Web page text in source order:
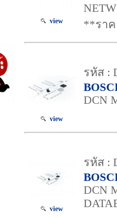
view
**รา
view
รหัส :
DCN
view
รหัส :
DCN